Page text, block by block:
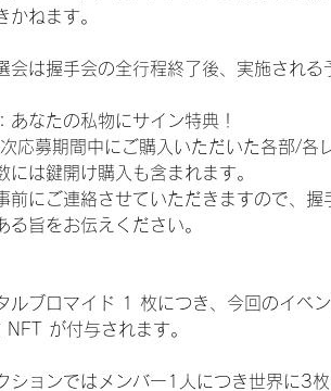
かねます。
は握手会の全行程終了後、実施される
なたの私物にサイン特典！
応募期間中にご購入いただいた各部/各
には鍵開け購入も含まれます。
前にご連絡させていただきますので、
る旨をお伝えください。
ルブロマイド 1 枚につき、今回のイベ
が付与されます。
ションではメンバー1人につき世界に3